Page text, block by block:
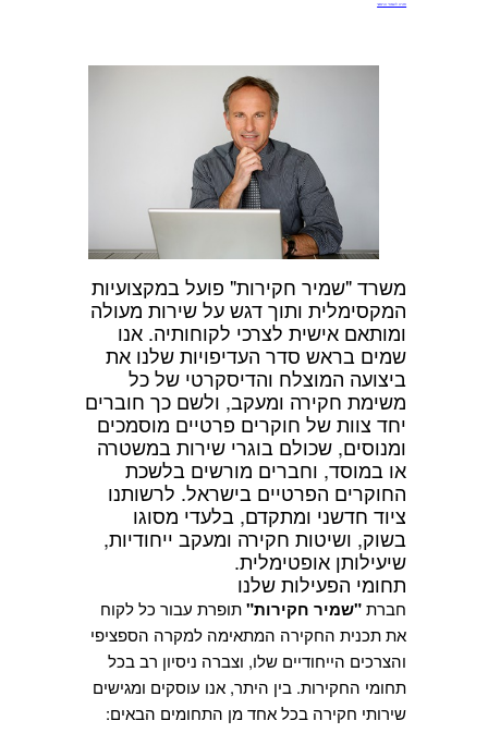
חזרה לעמוד הראשי
משרד "שמיר חקירות" פועל במקצועיות
המקסימלית ותוך דגש על שירות מעולה
ומותאם אישית לצרכי לקוחותיה. אנו
שמים בראש סדר העדיפויות שלנו את
ביצועה המוצלח והדיסקרטי של כל
משימת חקירה ומעקב, ולשם כך חוברים
יחד צוות של חוקרים פרטיים מוסמכים
ומנוסים, שכולם בוגרי שירות במשטרה
או במוסד, וחברים מורשים בלשכת
החוקרים הפרטיים בישראל. לרשותנו
ציוד חדשני ומתקדם, בלעדי מסוגו
בשוק, ושיטות חקירה ומעקב ייחודיות,
שיעילותן אופטימלית.
תחומי הפעילות שלנו
חברת"שמיר חקירות"תופרת עבור כל לקוח
את תכנית החקירה המתאימה למקרה הספציפי
והצרכים הייחודיים שלו, וצברה ניסיון רב בכל
תחומי החקירות. בין היתר, אנו עוסקים ומגישים
שירותי חקירה בכל אחד מן התחומים הבאים: